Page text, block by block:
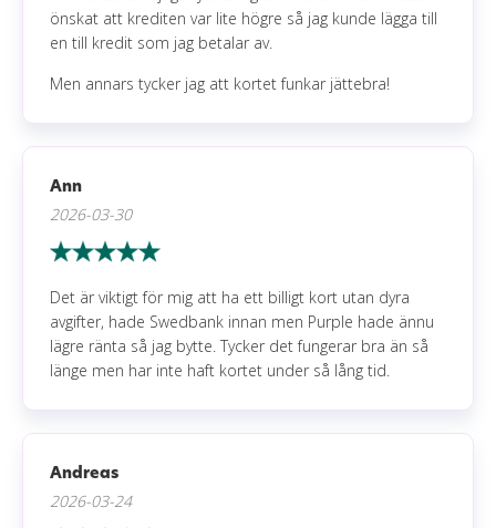
önskat att krediten var lite högre så jag kunde lägga till
en till kredit som jag betalar av.
Men annars tycker jag att kortet funkar jättebra!
Ann
2026-03-30
Det är viktigt för mig att ha ett billigt kort utan dyra
avgifter, hade Swedbank innan men Purple hade ännu
lägre ränta så jag bytte. Tycker det fungerar bra än så
länge men har inte haft kortet under så lång tid.
Andreas
2026-03-24